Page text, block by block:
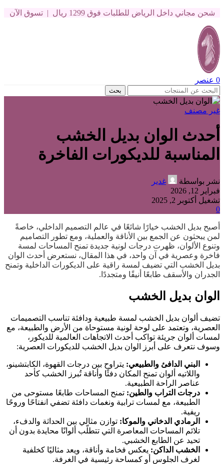
شحن مجاني داخل الرياض للطلبات فوق 1299 ريال | تسوق الآن
0 عنصر
بحث
غير مصنف
أحدث الوان بديل الخشب
المناسبة للديكورات الفاخرة
نشر بواسطة
غدير
فبراير 12, 2026
تشغيل أكتوبر 2, 2025
0
أصبح بديل الخشب خيارًا شائعًا في عالم التصميم الداخلي، خاصةً
لمن يبحثون عن الجمع بين الأناقة والعملية، ومع تطور التصاميم
وتنوع الألوان، ظهرت درجات لونية جديدة تمنح المساحات لمسة
فاخرة وعصرية في آن واحد، في هذا المقال، نستعرض أحدث الوان
بديل الخشب التي تضيف لمسة راقية على الديكورات الداخلية وتمنح
الجدران والأسقف طابعًا أنيقًا ومتجددًا.
الوان بديل الخشب
تضيف ألوان بديل الخشب لمسة طبيعية ودافئة تناسب التصميمات
العصرية، وتعتمد على لوحة لونية مستوحاة من الأرض والطبيعة، مع
لمسات ألوان جريئة تواكب أحدث الاتجاهات العالمية للديكور،
وسوف نتعرف على أبرز الوان بديل الخشب للديكورات العصرية:
البني الدافئ والطبيعي: يتراوح بين درجات القهوة، الكابتشينو،
واللاتيه ألوان تمنح المكان دفئًا وأناقة تُبرز الخشب كأحد
عناصر الراحة الطبيعية.
درجات التراب والطين: تمنح المساحات طابعًا مستوحى من
الطبيعة، مع لمسات ترابية ونغمات دافئة تضفي انفتاحًا وروحًا
ريفية.
الرمادي الدخاني والموكا: توازن مثالي بين الحداثة والدفء،
تلائم المساحات المعاصرة التي تتطلّب ألوانًا محايدة بدون أن
تحيد عن الطابع الخشبي.
الخشب الداكن: يعكس فخامة وأناقة، ويعد مثاليًا كخلفية
لغرف الجلوس أو كمساحة رئيسية في الغرفة.